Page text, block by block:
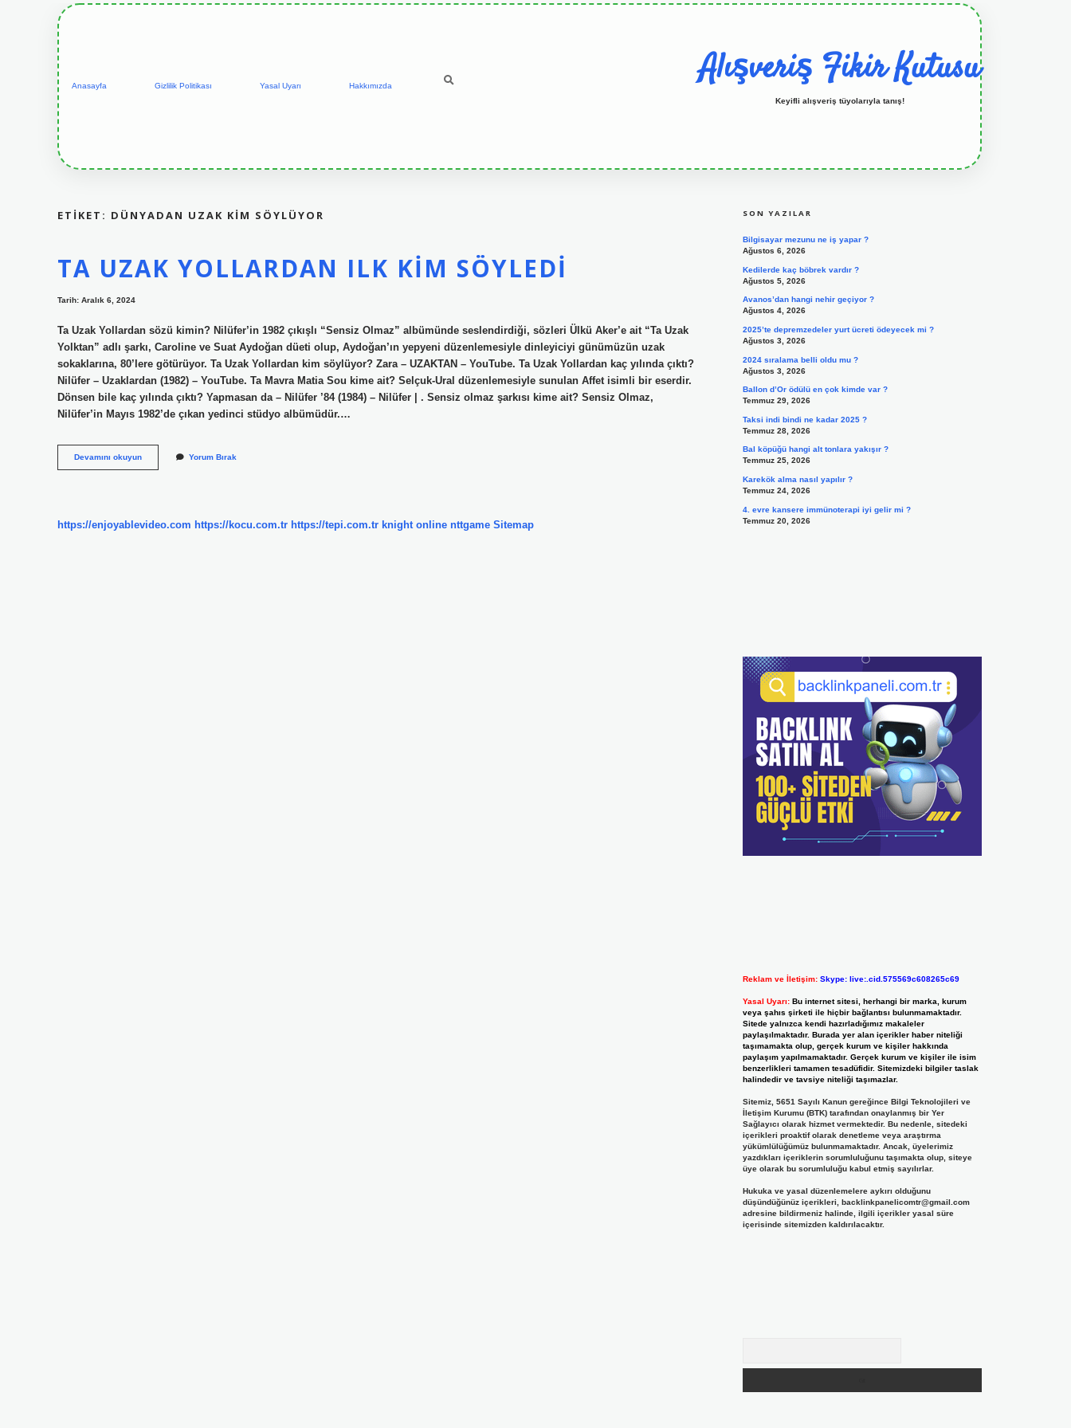
Anasayfa Gizlilik Politikası Yasal Uyarı Hakkımızda Alışveriş Fikir Kutusu
Keyifli alışveriş tüyolarıyla tanış!
ETIKET: DÜNYADAN UZAK KIM SÖYLÜYOR
TA UZAK YOLLARDAN ILK KIM SÖYLEDI
Tarih: Aralık 6, 2024
Ta Uzak Yollardan sözü kimin? Nilüfer’in 1982 çıkışlı “Sensiz Olmaz” albümünde seslendirdiği, sözleri Ülkü Aker’e ait “Ta Uzak
Yolktan” adlı şarkı, Caroline ve Suat Aydoğan düeti olup, Aydoğan’ın yepyeni düzenlemesiyle dinleyiciyi günümüzün uzak
sokaklarına, 80’lere götürüyor. Ta Uzak Yollardan kim söylüyor? Zara – UZAKTAN – YouTube. Ta Uzak Yollardan kaç yılında çıktı?
Nilüfer – Uzaklardan (1982) – YouTube. Ta Mavra Matia Sou kime ait? Selçuk-Ural düzenlemesiyle sunulan Affet isimli bir eserdir.
Dönsen bile kaç yılında çıktı? Yapmasan da – Nilüfer ’84 (1984) – Nilüfer | . Sensiz olmaz şarkısı kime ait? Sensiz Olmaz,
Nilüfer’in Mayıs 1982’de çıkan yedinci stüdyo albümüdür.…
Devamını okuyunTa
Uzak
Yorum Bırak
https://enjoyablevideo.com https://kocu.com.tr https://tepi.com.tr knight online nttgame Sitemap
SON YAZILAR
Bilgisayar mezunu ne iş yapar ?
Ağustos 6, 2026
Kedilerde kaç böbrek vardır ?
Ağustos 5, 2026
Avanos’dan hangi nehir geçiyor ?
Ağustos 4, 2026
2025’te depremzedeler yurt ücreti ödeyecek mi ?
Ağustos 3, 2026
2024 sıralama belli oldu mu ?
Ağustos 3, 2026
Ballon d’Or ödülü en çok kimde var ?
Temmuz 29, 2026
Taksi indi bindi ne kadar 2025 ?
Temmuz 28, 2026
Bal köpüğü hangi alt tonlara yakışır ?
Temmuz 25, 2026
Karekök alma nasıl yapılır ?
Temmuz 24, 2026
4. evre kansere immünoterapi iyi gelir mi ?
Temmuz 20, 2026
Reklam ve İletişim: Skype: live:.cid.575569c608265c69
Yasal Uyarı: Bu internet sitesi, herhangi bir marka, kurum
veya şahıs şirketi ile hiçbir bağlantısı bulunmamaktadır.
Sitede yalnızca kendi hazırladığımız makaleler
paylaşılmaktadır. Burada yer alan içerikler haber niteliği
taşımamakta olup, gerçek kurum ve kişiler hakkında
paylaşım yapılmamaktadır. Gerçek kurum ve kişiler ile isim
benzerlikleri tamamen tesadüfidir. Sitemizdeki bilgiler taslak
halindedir ve tavsiye niteliği taşımazlar.
Sitemiz, 5651 Sayılı Kanun gereğince Bilgi Teknolojileri ve
İletişim Kurumu (BTK) tarafından onaylanmış bir Yer
Sağlayıcı olarak hizmet vermektedir. Bu nedenle, sitedeki
içerikleri proaktif olarak denetleme veya araştırma
yükümlülüğümüz bulunmamaktadır. Ancak, üyelerimiz
yazdıkları içeriklerin sorumluluğunu taşımakta olup, siteye
üye olarak bu sorumluluğu kabul etmiş sayılırlar.
Hukuka ve yasal düzenlemelere aykırı olduğunu
düşündüğünüz içerikleri, backlinkpanelicomtr@gmail.com
adresine bildirmeniz halinde, ilgili içerikler yasal süre
içerisinde sitemizden kaldırılacaktır.